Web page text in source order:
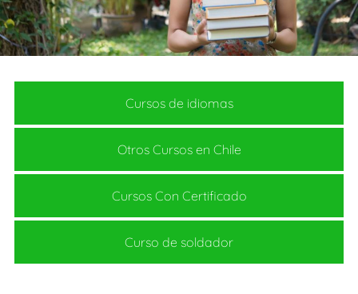
Cursos de idiomas
Otros Cursos en Chile
Cursos Con Certificado
Curso de soldador